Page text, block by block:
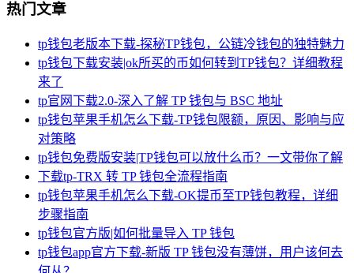
热门文章
tp钱包老版本下载-探秘TP钱包，公链冷钱包的独特魅力
tp钱包下载安装|ok所买的币如何转到TP钱包？详细教程
来了
tp官网下载2.0-深入了解 TP 钱包与 BSC 地址
tp钱包苹果手机怎么下载-TP钱包限额，原因、影响与应
对策略
tp钱包免费版安装|TP钱包可以放什么币？一文带你了解
下载tp-TRX 转 TP 钱包全流程指南
tp钱包苹果手机怎么下载-OK提币至TP钱包教程，详细
步骤指南
tp钱包官方版|如何批量导入 TP 钱包
tp钱包app官方下载-新版 TP 钱包没有薄饼，用户该何去